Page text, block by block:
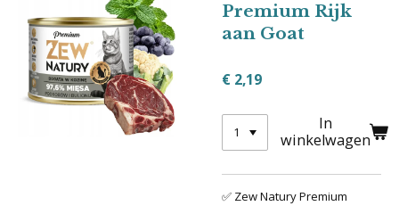
Premium Rijk
aan Goat
€ 2,19
In
winkelwagen
✅ Zew Natury Premium